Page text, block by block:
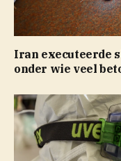
Iran executeerde
onder wie veel